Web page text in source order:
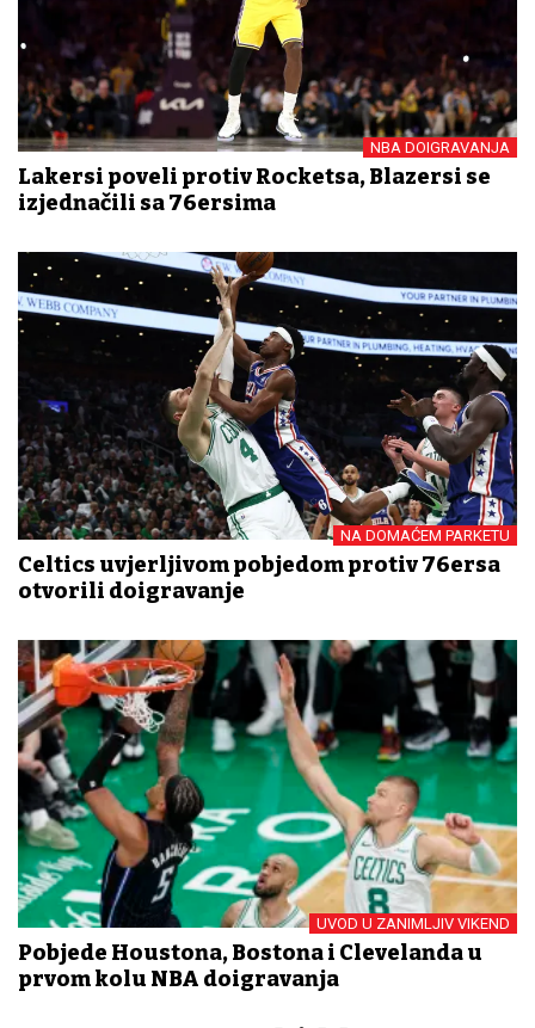
NBA DOIGRAVANJA
Lakersi poveli protiv Rocketsa, Blazersi se
izjednačili sa 76ersima
NA DOMAĆEM PARKETU
Celtics uvjerljivom pobjedom protiv 76ersa
otvorili doigravanje
UVOD U ZANIMLJIV VIKEND
Pobjede Houstona, Bostona i Clevelanda u
prvom kolu NBA doigravanja